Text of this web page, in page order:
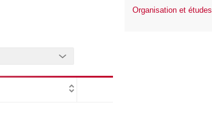
Organisation et études